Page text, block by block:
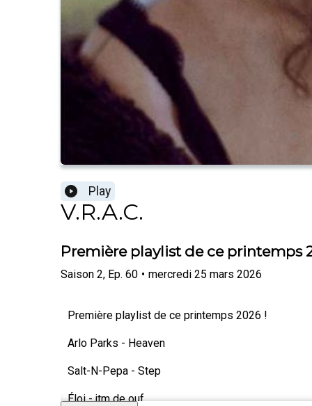
Play
V.R.A.C.
Première playlist de ce printemps
Saison 2, Ep. 60 • mercredi 25 mars 2026
Première playlist de ce printemps 2026 !
Arlo Parks - Heaven
Salt-N-Pepa - Step
Éloi - jtm de ouf